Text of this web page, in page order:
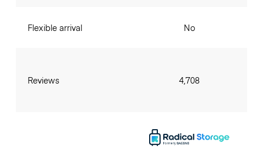
Flexible arrival
Reviews
No
4,708